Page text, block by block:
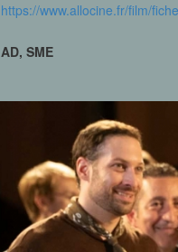
https://www.allocine.fr/film/
AD, SME